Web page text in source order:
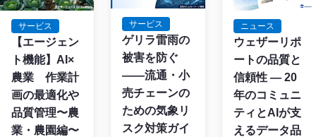
サービス
【エージェン
ト機能】AI×
農業 作業計
画の最適化や
品質管理〜農
業・農園編〜
サービス
ゲリラ雷雨の
被害を防ぐ
——流通・小
売チェーンの
ための気象リ
スク対策ガイ
ニュース
ウェザーリポ
ートの品質と
信頼性 ― 20
年のコミュニ
ティとAIが支
えるデータ品